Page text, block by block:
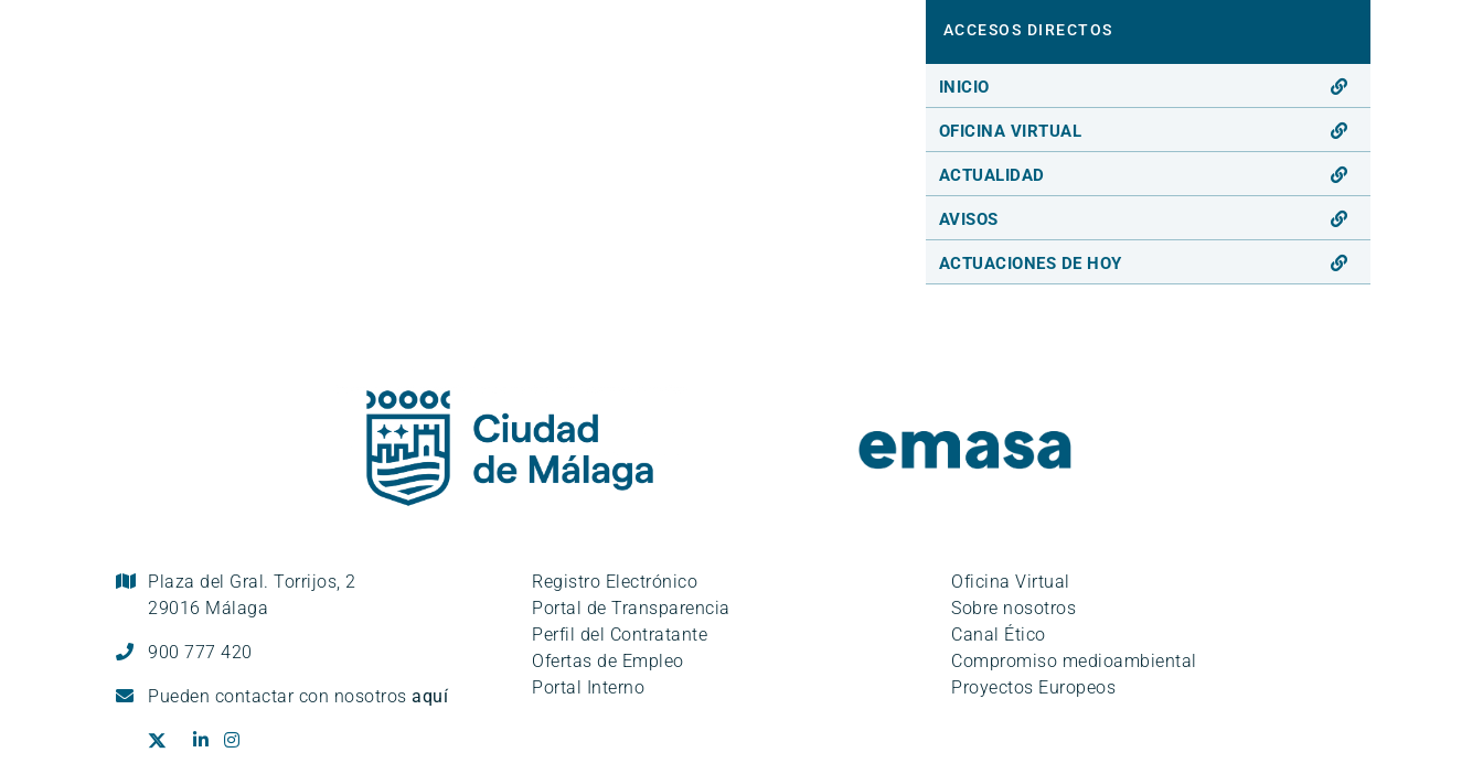
ACCESOS DIRECTOS
INICIO
OFICINA VIRTUAL
ACTUALIDAD
AVISOS
ACTUACIONES DE HOY
Plaza del Gral. Torrijos, 2
29016 Málaga
900 777 420
Pueden contactar con nosotros aquí
Registro Electrónico
Portal de Transparencia
Perfil del Contratante
Ofertas de Empleo
Portal Interno
Oficina Virtual
Sobre nosotros
Canal Ético
Compromiso medioambiental
Proyectos Europeos